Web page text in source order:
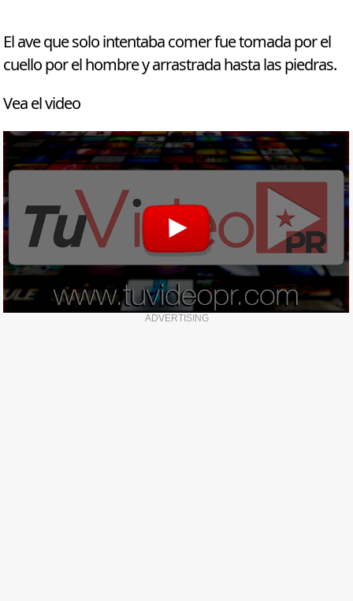
El ave que solo intentaba comer fue tomada por el
cuello por el hombre y arrastrada hasta las piedras.
Vea el video
ADVERTISING